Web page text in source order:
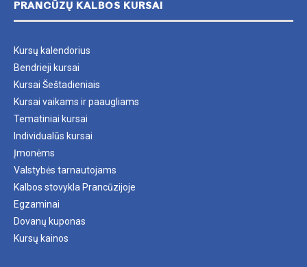
PRANCŪZŲ KALBOS KURSAI
Kursų kalendorius
Bendrieji kursai
Kursai Šeštadieniais
Kursai vaikams ir paaugliams
Tematiniai kursai
Individualūs kursai
Įmonėms
Valstybės tarnautojams
Kalbos stovykla Prancūzijoje
Egzaminai
Dovanų kuponas
Kursų kainos